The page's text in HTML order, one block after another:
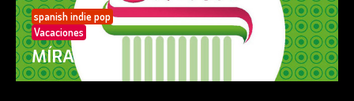
spanish indie pop
Vacaciones
MÍRAME